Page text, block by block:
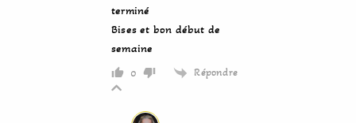
terminé
Bises et bon début de
semaine
0 Répondre